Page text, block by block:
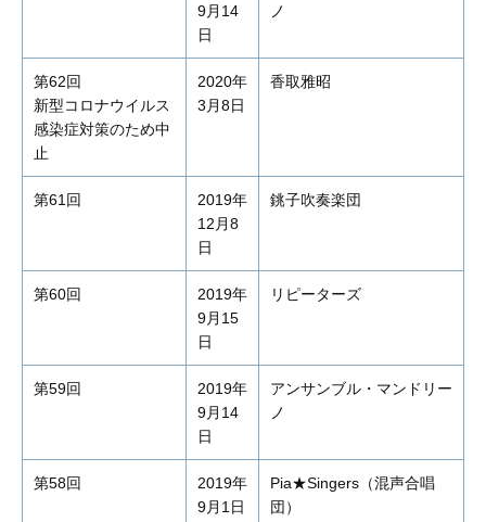
9月14
日
ノ
第62回
新型コロナウイルス
感染症対策のため中
止
2020年
3月8日
香取雅昭
第61回
2019年
12月8
日
銚子吹奏楽団
第60回
2019年
9月15
日
リピーターズ
第59回
2019年
9月14
日
アンサンブル・マンドリー
ノ
第58回
2019年
9月1日
Pia★Singers（混声合唱
団）